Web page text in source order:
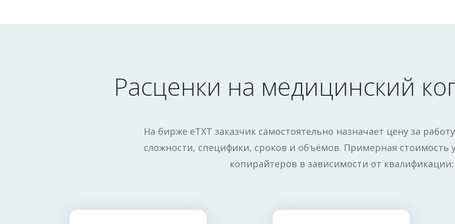
Расценки на медицинский
На бирже eTXT заказчик самостоятельно назначает цену за
сложности, специфики, сроков и объёмов. Примерная стоимость
копирайтеров в зависимости от квалификации: